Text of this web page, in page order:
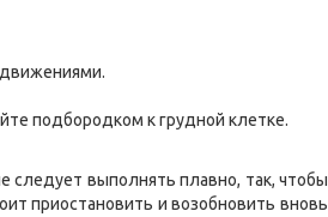
подбородком к грудной клетке.
следует выполнять плавно, так, чтобы
приостановить и возобновить вновь